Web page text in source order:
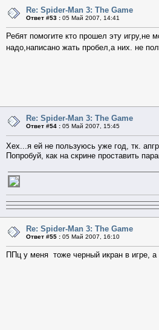
Re: Spider-Man 3: The Game
Ответ #53 : 05 Май 2007, 14:41
Ребят помогите кто прошел эту
надо,написано жать пробел,а них. не
Re: Spider-Man 3: The Game
Ответ #54 : 05 Май 2007, 15:45
Хех...я ей не пользуюсь уже год, тк.
Попробуй, как на скрине проставить
Re: Spider-Man 3: The Game
Ответ #55 : 05 Май 2007, 16:10
ППц у меня тоже черный икран в игре, а